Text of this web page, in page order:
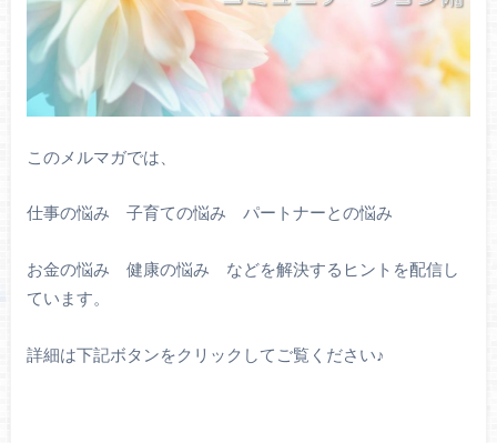
このメルマガでは、
仕事の悩み 子育ての悩み パートナーとの悩み
お金の悩み 健康の悩み などを解決するヒントを配信し
ています。
詳細は下記ボタンをクリックしてご覧ください♪